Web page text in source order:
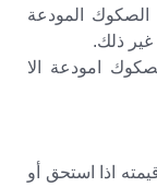
المودعة
غير ذلك.
امودعة الا
اذا استحق أو